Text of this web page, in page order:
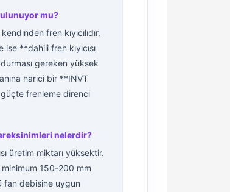
mu?
fren kıyıcılıdır.
ise **dahili fren kıyıcısı
gereken yüksek
harici bir **INVT
frenleme direnci
nelerdir?
üretim miktarı yüksektir.
minimum 150-200 mm
fan debisine uygun